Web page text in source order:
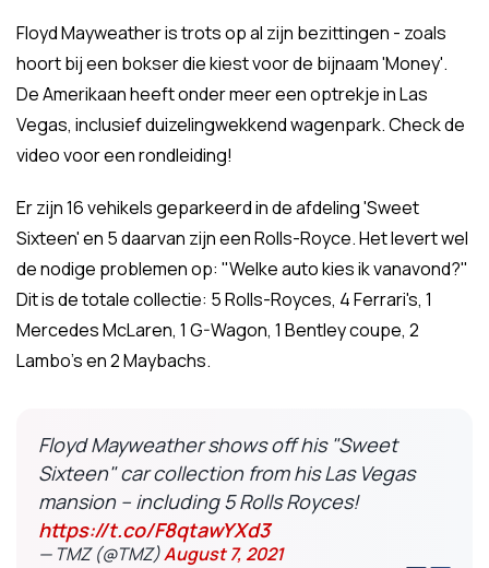
Floyd Mayweather is trots op al zijn bezittingen - zoals
hoort bij een bokser die kiest voor de bijnaam 'Money'.
De Amerikaan heeft onder meer een optrekje in Las
Vegas, inclusief duizelingwekkend wagenpark. Check de
video voor een rondleiding!
Er zijn 16 vehikels geparkeerd in de afdeling 'Sweet
Sixteen' en 5 daarvan zijn een Rolls-Royce. Het levert wel
de nodige problemen op: "Welke auto kies ik vanavond?"
Dit is de totale collectie: 5 Rolls-Royces, 4 Ferrari's, 1
Mercedes McLaren, 1 G-Wagon, 1 Bentley coupe, 2
Lambo's en 2 Maybachs.
Floyd Mayweather shows off his "Sweet
Sixteen" car collection from his Las Vegas
mansion -- including 5 Rolls Royces!
https://t.co/F8qtawYXd3
— TMZ (@TMZ)August 7, 2021